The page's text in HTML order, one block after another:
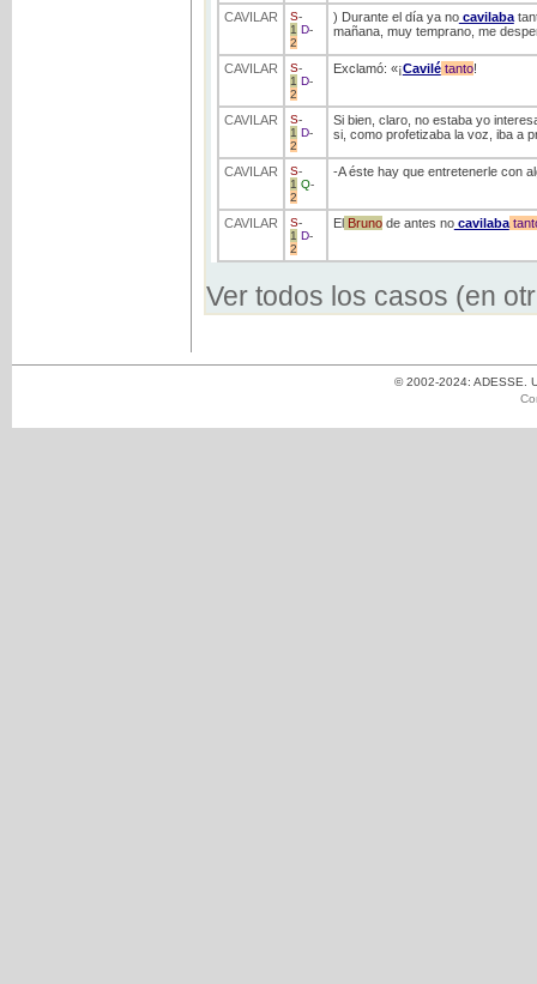
CAVILAR
S-
1 D-
2
) Durante el día ya nocavilaba
mañana, muy temprano, me
CAVILAR S-
1 D-
2
Exclamó: «¡Cavilétanto!
CAVILAR S-
1 D-
2
Si bien, claro, no estaba yo
si, como profetizaba la voz, iba a
CAVILAR S-
1 Q-
2
-A éste hay que entretenerle con
CAVILAR S-
1 D-
2
ElBrunode antes nocavilaba
Ver todos los casos (en
© 2002-2024: ADESSE.